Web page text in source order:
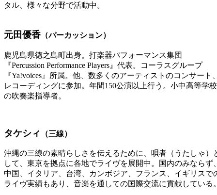
タル、様々な分野で活動中。
元田優香（パーカッション）
鹿児島県徳之島町出身。打楽器パフォーマンス集団
『Percussion Performance Players』代表。コーラスグループ
『Ya!voices』所属。他、数多くのアーティストのコンサート
レコーディングに参加。年間150公演以上行う。小中高等学校
の吹奏楽指導者。
タケシィ （三線）
沖縄の三線の素晴らしさを伝えるために、唄者（うたしゃ）
して、東京を拠点に各地でライヴを展開中。国内のみならず
中国、イタリア、台湾、カンボジア、フランス、イギリスで
ライヴ実績もあり、音楽を通しての国際交流に貢献している